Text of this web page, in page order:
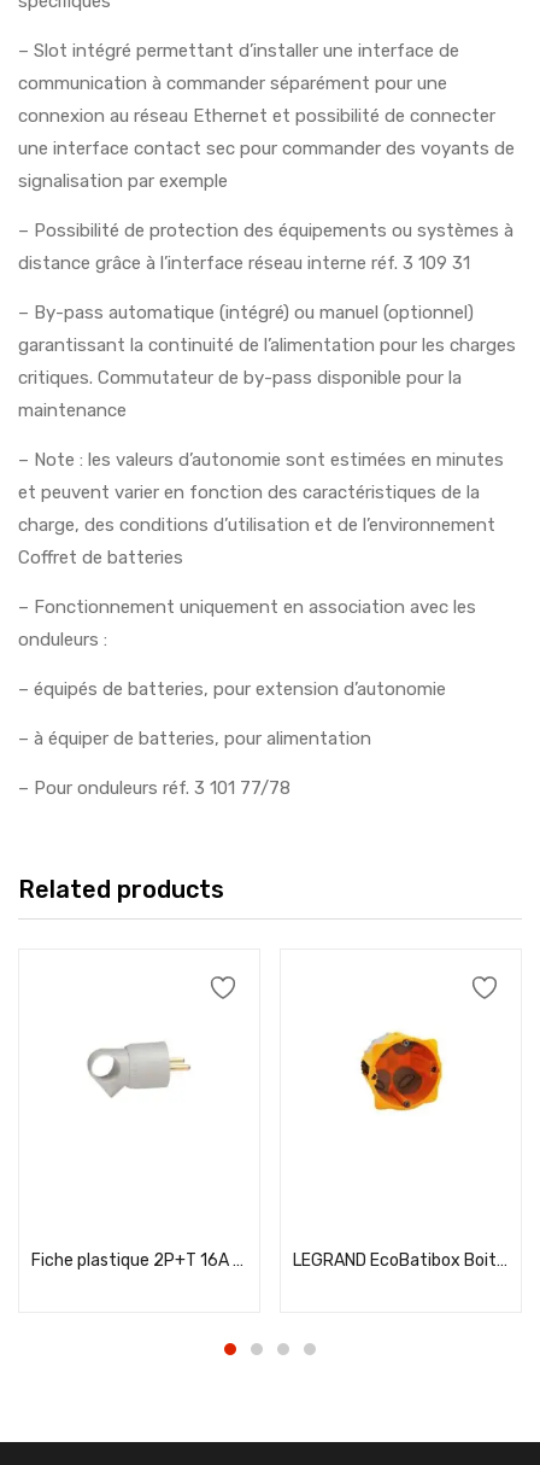
– Slot intégré permettant d’installer une interface de
communication à commander séparément pour une
connexion au réseau Ethernet et possibilité de connecter
une interface contact sec pour commander des voyants de
signalisation par exemple
– Possibilité de protection des équipements ou systèmes à
distance grâce à l’interface réseau interne réf. 3 109 31
– By-pass automatique (intégré) ou manuel (optionnel)
garantissant la continuité de l’alimentation pour les charges
critiques. Commutateur de by-pass disponible pour la
maintenance
– Note : les valeurs d’autonomie sont estimées en minutes
et peuvent varier en fonction des caractéristiques de la
charge, des conditions d’utilisation et de l’environnement
Coffret de batteries
– Fonctionnement uniquement en association avec les
onduleurs :
– équipés de batteries, pour extension d’autonomie
– à équiper de batteries, pour alimentation
– Pour onduleurs réf. 3 101 77/78
Related products
Fiche plastique 2P+T 16A à anneau – gris LEGRAND EcoBatibox Boite encastrement simple étanche à l’air D67 P40 – 080021